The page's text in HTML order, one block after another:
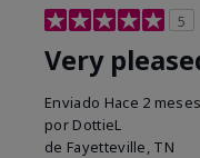
5
Very
Enviado Hace 2 meses
por DottieL
de Fayetteville, TN